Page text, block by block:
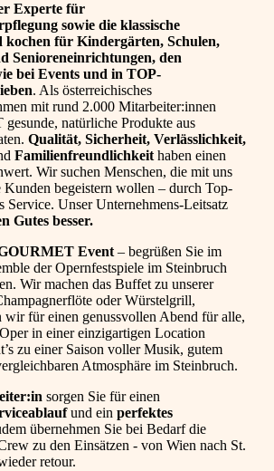
Experte für
sowie die klassische
kochen für Kindergärten, Schulen,
Senioreneinrichtungen, den
bei Events und in TOP-
. Als österreichisches
mit rund 2.000 Mitarbeiter:innen
natürliche Produkte aus
Qualität, Sicherheit, Verlässlichkeit,
Familienfreundlichkeit haben einen
Wir suchen Menschen, die mit uns
Kunden begeistern wollen – durch Top-
Service. Unser Unternehmens-Leitsatz
Gutes besser.
Event – begrüßen Sie im
der Opernfestspiele im Steinbruch
Wir machen das Buffet zu unserer
oder Würstelgrill,
wir für einen genussvollen Abend für alle,
in einer einzigartigen Location
zu einer Saison voller Musik, gutem
Atmosphäre im Steinbruch.
sorgen Sie für einen
und ein perfektes
übernehmen Sie bei Bedarf die
zu den Einsätzen - von Wien nach St.
retour.